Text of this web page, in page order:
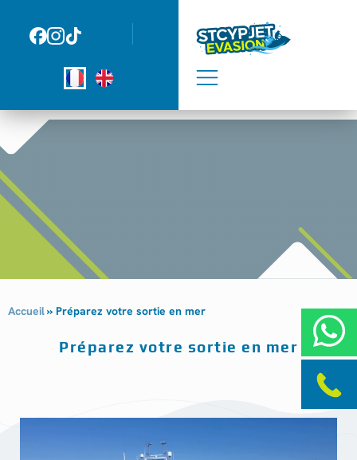
Accueil» Préparez votre sortie en mer
Préparez votre sortie en mer